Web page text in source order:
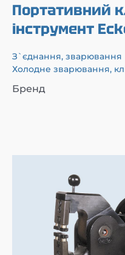
Портативний
інструмент
З`єднання, зварювання
Холодне зварювання,
Бренд